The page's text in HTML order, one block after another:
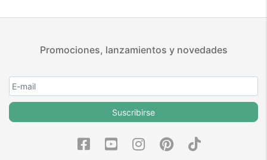
Promociones, lanzamientos y novedades
Suscribirse